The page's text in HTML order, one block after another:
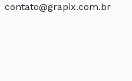
contato@grapix.com.br